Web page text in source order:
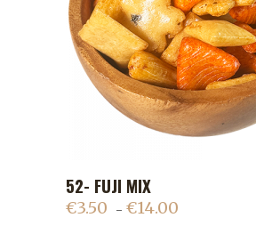
52- FUJI MIX
€3.50 – €14.00